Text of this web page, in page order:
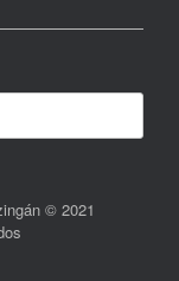
© 2021